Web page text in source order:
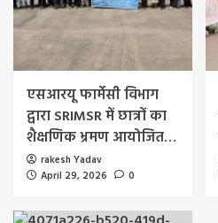
एसआरयू फार्मेसी विभाग
द्वारा SRIMSR में छात्रों का
शैक्षणिक भ्रमण आयोजित…
rakesh Yadav
April 29, 2026
0